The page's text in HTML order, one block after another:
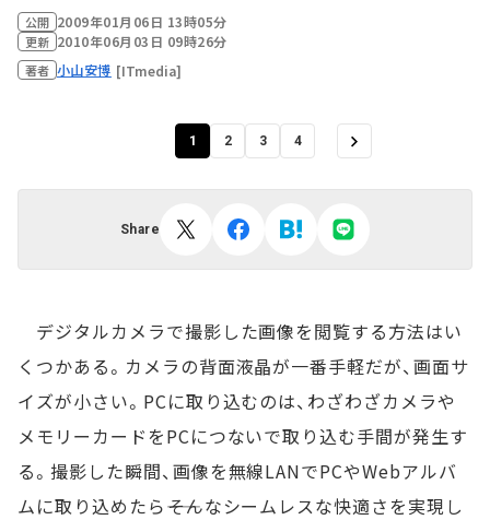
公開 2009年01月06日 13時05分
更新 2010年06月03日 09時26分
著者 小山安博 [ITmedia]
1 2 3 4
Share
デジタルカメラで撮影した画像を閲覧する方法はい
くつかある。カメラの背面液晶が一番手軽だが、画面サ
イズが小さい。PCに取り込むのは、わざわざカメラや
メモリーカードをPCにつないで取り込む手間が発生す
る。撮影した瞬間、画像を無線LANでPCやWebアルバ
ムに取り込めたら――そんなシームレスな快適さを実現し